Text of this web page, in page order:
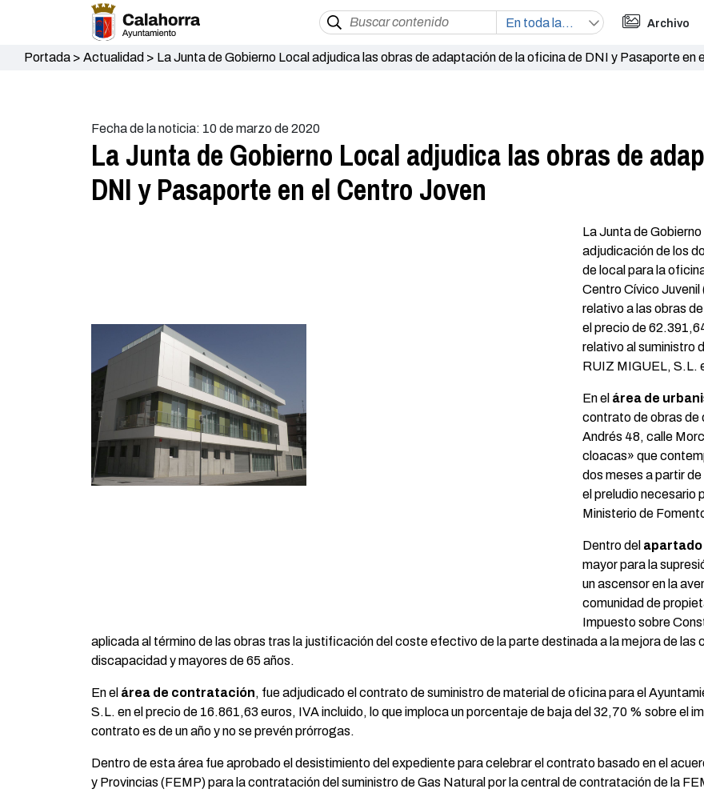
Archivo
Portada> Actualidad > La Junta de Gobierno Local adjudica las obras de adaptación de la oficina de DNI y Pasaporte en
Fecha de la noticia: 10 de marzo de 2020
La Junta de Gobierno Local adjudica las obras de
DNI y Pasaporte en el Centro Joven
La Junta de
adjudicación de los
de local para la
Centro Cívico Juvenil
relativo a las obras
el precio de
relativo al suministro
RUIZ MIGUEL, S.L.
En el área de
contrato de obras de
Andrés 48, calle
cloacas» que
dos meses a partir
el preludio necesario
Ministerio de
Dentro del
mayor para la
un ascensor en la
comunidad de
Impuesto sobre
aplicada al término de las obras tras la justificación del coste efectivo de la parte destinada a la mejora de
discapacidad y mayores de 65 años.
En el área de contratación, fue adjudicado el contrato de suministro de material de oficina para el
S.L. en el precio de 16.861,63 euros, IVA incluido, lo que imploca un porcentaje de baja del 32,70 % sobre el
contrato es de un año y no se prevén prórrogas.
Dentro de esta área fue aprobado el desistimiento del expediente para celebrar el contrato basado en el
y Provincias (FEMP) para la contratación del suministro de Gas Natural por la central de contratación de la